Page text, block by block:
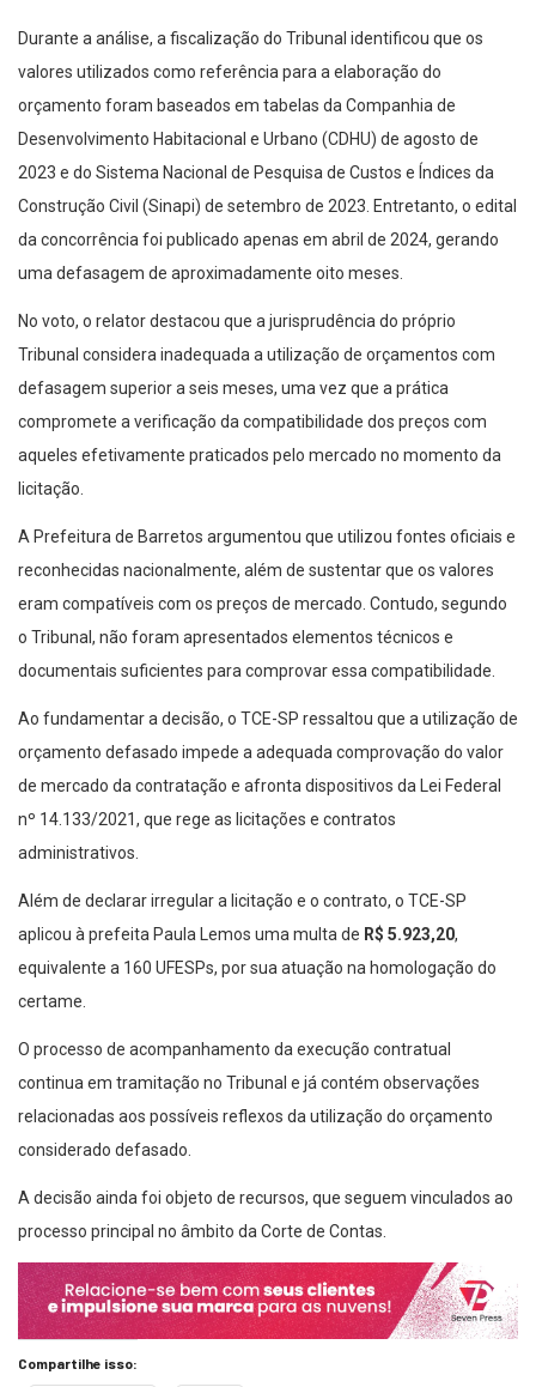
Durante a análise, a fiscalização do Tribunal identificou que os
valores utilizados como referência para a elaboração do
orçamento foram baseados em tabelas da Companhia de
Desenvolvimento Habitacional e Urbano (CDHU) de agosto de
2023 e do Sistema Nacional de Pesquisa de Custos e Índices da
Construção Civil (Sinapi) de setembro de 2023. Entretanto, o edital
da concorrência foi publicado apenas em abril de 2024, gerando
uma defasagem de aproximadamente oito meses.
No voto, o relator destacou que a jurisprudência do próprio
Tribunal considera inadequada a utilização de orçamentos com
defasagem superior a seis meses, uma vez que a prática
compromete a verificação da compatibilidade dos preços com
aqueles efetivamente praticados pelo mercado no momento da
licitação.
A Prefeitura de Barretos argumentou que utilizou fontes oficiais e
reconhecidas nacionalmente, além de sustentar que os valores
eram compatíveis com os preços de mercado. Contudo, segundo
o Tribunal, não foram apresentados elementos técnicos e
documentais suficientes para comprovar essa compatibilidade.
Ao fundamentar a decisão, o TCE-SP ressaltou que a utilização de
orçamento defasado impede a adequada comprovação do valor
de mercado da contratação e afronta dispositivos da Lei Federal
nº 14.133/2021, que rege as licitações e contratos
administrativos.
Além de declarar irregular a licitação e o contrato, o TCE-SP
aplicou à prefeita Paula Lemos uma multa de R$ 5.923,20,
equivalente a 160 UFESPs, por sua atuação na homologação do
certame.
O processo de acompanhamento da execução contratual
continua em tramitação no Tribunal e já contém observações
relacionadas aos possíveis reflexos da utilização do orçamento
considerado defasado.
A decisão ainda foi objeto de recursos, que seguem vinculados ao
processo principal no âmbito da Corte de Contas.
Compartilhe isso: